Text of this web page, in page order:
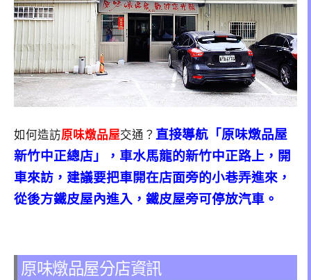
如何造訪原味燉品屋交通？ 直接導航「原味燉品屋
新竹中正總店」，車水馬龍的新竹中正路上，開
車來訪，建議要把車開在店面旁的小巷弄進來，
從後方鐵皮屋內進入，鐵皮屋旁可停放汽車。
原味燉品屋分店資訊